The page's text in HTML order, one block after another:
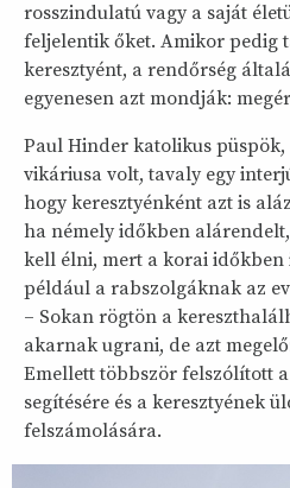
rosszindulatú vagy a saját
feljelentik őket. Amikor pedig
keresztyént, a rendőrség
egyenesen azt mondják:
Paul Hinder katolikus
vikáriusa volt, tavaly egy
hogy keresztyénként azt is
ha némely időkben
kell élni, mert a korai időkben
például a rabszolgáknak az
– Sokan rögtön a
akarnak ugrani, de azt
Emellett többször felszólított
segítésére és a keresztyének
felszámolására.